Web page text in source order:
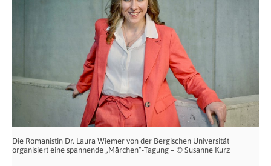
Die Romanistin Dr. Laura Wiemer von der Bergischen Universität
organisiert eine spannende „Märchen“-Tagung – © Susanne Kurz